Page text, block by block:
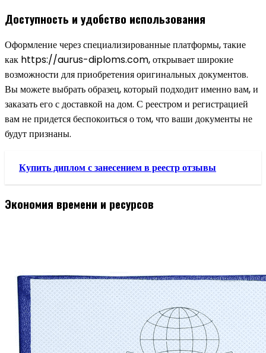
Доступность и удобство использования
Оформление через специализированные платформы, такие
как https://aurus-diploms.com, открывает широкие
возможности для приобретения оригинальных документов.
Вы можете выбрать образец, который подходит именно вам, и
заказать его с доставкой на дом. С реестром и регистрацией
вам не придется беспокоиться о том, что ваши документы не
будут признаны.
Купить диплом с занесением в реестр отзывы
Экономия времени и ресурсов